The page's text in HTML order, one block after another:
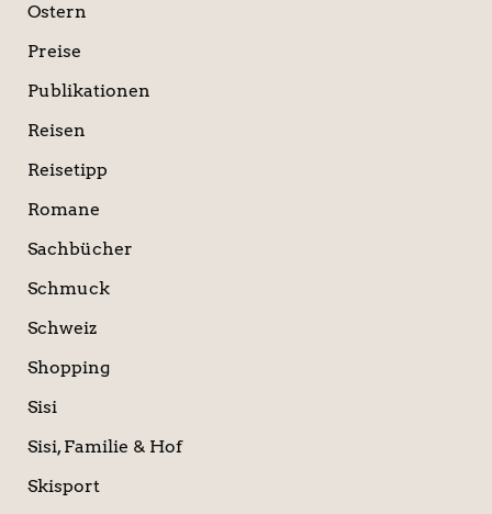
Ostern
Preise
Publikationen
Reisen
Reisetipp
Romane
Sachbücher
Schmuck
Schweiz
Shopping
Sisi
Sisi, Familie & Hof
Skisport